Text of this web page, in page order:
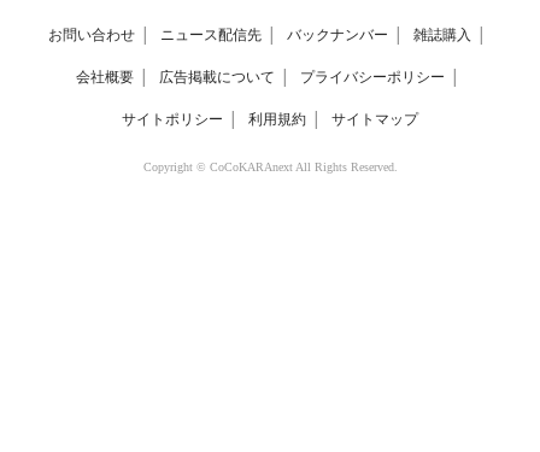
お問い合わせ ニュース配信先 バックナンバー 雑誌購入
会社概要 広告掲載について プライバシーポリシー
サイトポリシー 利用規約 サイトマップ
Copyright © CoCoKARAnext All Rights Reserved.